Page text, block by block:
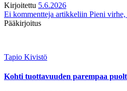
Kirjoitettu 5.6.2026
Ei kommentteja artikkeliin Pieni virhe,
Pääkirjoitus
Tapio Kivistö
Kohti tuottavuuden parempaa